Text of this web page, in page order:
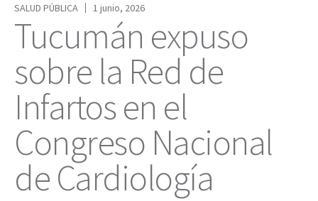
SALUD PÚBLICA
1 junio, 2026
Tucumán expuso
sobre la Red de
Infartos en el
Congreso Nacional
de Cardiología